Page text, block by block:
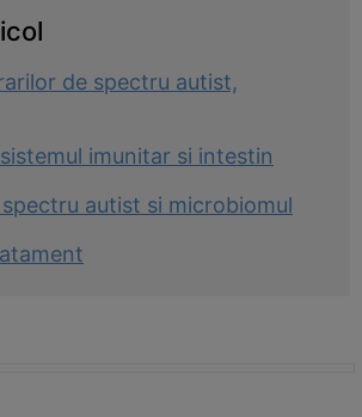
de spectru autist,
imunitar si intestin
autist si microbiomul